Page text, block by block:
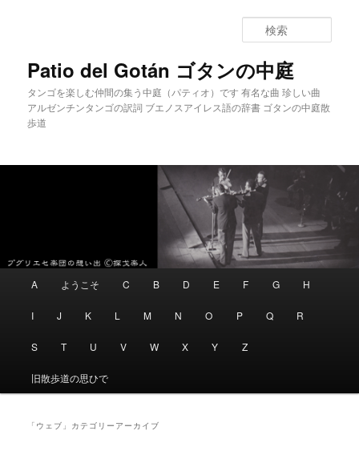
Patio del Gotán ゴタンの中庭
タンゴを楽しむ仲間の集う中庭（パティオ）です 有名な曲 珍しい曲
アルゼンチンタンゴの訳詞 ブエノスアイレス語の辞書 ゴタンの中庭散
歩道
索
A ようこそ C B D E F G H
I J K L M N O P Q R
S T U V W X Y Z
旧散歩道の思ひで
「 ウェブ 」カテゴリーアーカイブ